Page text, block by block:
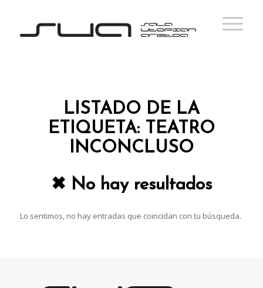
LISTADO DE LA
ETIQUETA: TEATRO
INCONCLUSO
✖ No hay resultados
Lo sentimos, no hay entradas que coincidan con tu búsqueda.